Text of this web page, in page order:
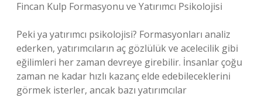
Fincan Kulp Formasyonu ve Yatırımcı Psikolojisi
Peki ya yatırımcı psikolojisi? Formasyonları analiz
ederken, yatırımcıların aç gözlülük ve acelecilik gibi
eğilimleri her zaman devreye girebilir. İnsanlar çoğu
zaman ne kadar hızlı kazanç elde edebileceklerini
görmek isterler, ancak bazı yatırımcılar